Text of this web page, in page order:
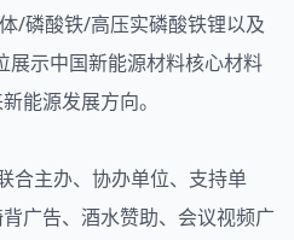
/磷酸铁/高压实磷酸铁锂以及
示中国新能源材料核心材料
能源发展方向。
合主办、协办单位、支持单
广告、酒水赞助、会议视频广